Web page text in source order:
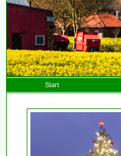
Start